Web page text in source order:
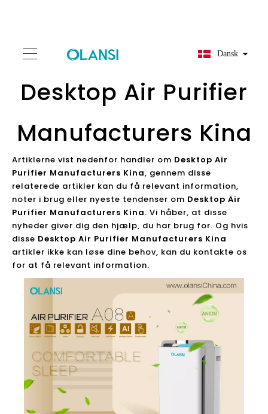
Dansk
Desktop Air Purifier
Manufacturers Kina
Artiklerne vist nedenfor handler om Desktop Air
Purifier Manufacturers Kina, gennem disse
relaterede artikler kan du få relevant information,
noter i brug eller nyeste tendenser om Desktop Air
Purifier Manufacturers Kina. Vi håber, at disse
nyheder giver dig den hjælp, du har brug for. Og hvis
disse Desktop Air Purifier Manufacturers Kina
artikler ikke kan løse dine behov, kan du kontakte os
for at få relevant information.